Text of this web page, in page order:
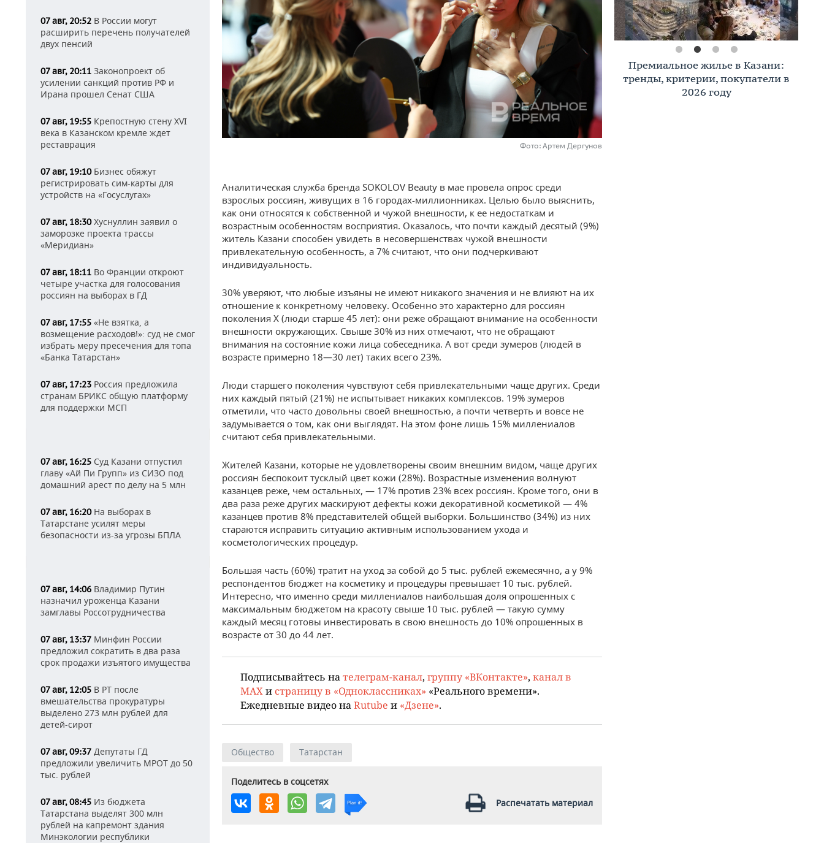
07 авг, 20:52 В России могут
расширить перечень получателей
двух пенсий
07 авг, 20:11 Законопроект об
усилении санкций против РФ и
Ирана прошел Сенат США
07 авг, 19:55 Крепостную стену XVI
века в Казанском кремле ждет
реставрация
07 авг, 19:10Бизнес обяжут
регистрировать сим-карты для
устройств на «Госуслугах»
07 авг, 18:30Хуснуллин заявил о
заморозке проекта трассы
«Меридиан»
07 авг, 18:11 Во Франции откроют
четыре участка для голосования
россиян на выборах в ГД
07 авг, 17:55 «Не взятка, а
возмещение расходов!»: суд не смог
избрать меру пресечения для топа
«Банка Татарстан»
07 авг, 17:23 Россия предложила
странам БРИКС общую платформу
для поддержки МСП
07 авг, 16:25 Суд Казани отпустил
главу «Ай Пи Групп» из СИЗО под
домашний арест по делу на 5 млн
07 авг, 16:20На выборах в
Татарстане усилят меры
безопасности из-за угрозы БПЛА
07 авг, 14:06 Владимир Путин
назначил уроженца Казани
замглавы Россотрудничества
07 авг, 13:37 Минфин России
предложил сократить в два раза
срок продажи изъятого имущества
07 авг, 12:05 В РТ после
вмешательства прокуратуры
выделено 273 млн рублей для
детей-сирот
07 авг, 09:37 Депутаты ГД
предложили увеличить МРОТ до 50
тыс. рублей
07 авг, 08:45 Из бюджета
Татарстана выделят 300 млн
рублей на капремонт здания
Минэкологии республики
Фото: Артем Дергунов
Аналитическая служба бренда SOKOLOV Beauty в мае провела опрос среди
взрослых россиян, живущих в 16 городах-миллионниках. Целью было выяснить,
как они относятся к собственной и чужой внешности, к ее недостаткам и
возрастным особенностям восприятия. Оказалось, что почти каждый десятый (9%)
житель Казани способен увидеть в несовершенствах чужой внешности
привлекательную особенность, а 7% считают, что они подчеркивают
индивидуальность.
30% уверяют, что любые изъяны не имеют никакого значения и не влияют на их
отношение к конкретному человеку. Особенно это характерно для россиян
поколения X (люди старше 45 лет): они реже обращают внимание на особенности
внешности окружающих. Свыше 30% из них отмечают, что не обращают
внимания на состояние кожи лица собеседника. А вот среди зумеров (людей в
возрасте примерно 18—30 лет) таких всего 23%.
Люди старшего поколения чувствуют себя привлекательными чаще других. Среди
них каждый пятый (21%) не испытывает никаких комплексов. 19% зумеров
отметили, что часто довольны своей внешностью, а почти четверть и вовсе не
задумывается о том, как они выглядят. На этом фоне лишь 15% миллениалов
считают себя привлекательными.
Жителей Казани, которые не удовлетворены своим внешним видом, чаще других
россиян беспокоит тусклый цвет кожи (28%). Возрастные изменения волнуют
казанцев реже, чем остальных, — 17% против 23% всех россиян. Кроме того, они в
два раза реже других маскируют дефекты кожи декоративной косметикой — 4%
казанцев против 8% представителей общей выборки. Большинство (34%) из них
стараются исправить ситуацию активным использованием ухода и
косметологических процедур.
Большая часть (60%) тратит на уход за собой до 5 тыс. рублей ежемесячно, а у 9%
респондентов бюджет на косметику и процедуры превышает 10 тыс. рублей.
Интересно, что именно среди миллениалов наибольшая доля опрошенных с
максимальным бюджетом на красоту свыше 10 тыс. рублей — такую сумму
каждый месяц готовы инвестировать в свою внешность до 10% опрошенных в
возрасте от 30 до 44 лет.
Подписывайтесь нателеграм-канал, группу «ВКонтакте», канал в
MAXи страницу в «Одноклассниках» «Реального времени».
Ежедневные видео наRutube и «Дзене».
Общество Татарстан
Поделитесь в соцсетях
Распечатать материал
Премиальное жилье в Казани:
тренды, критерии, покупатели в
2026 году